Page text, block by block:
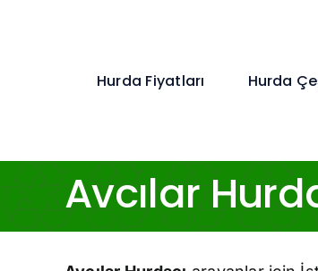
Hurda Fiyatları Hurda
Avcılar